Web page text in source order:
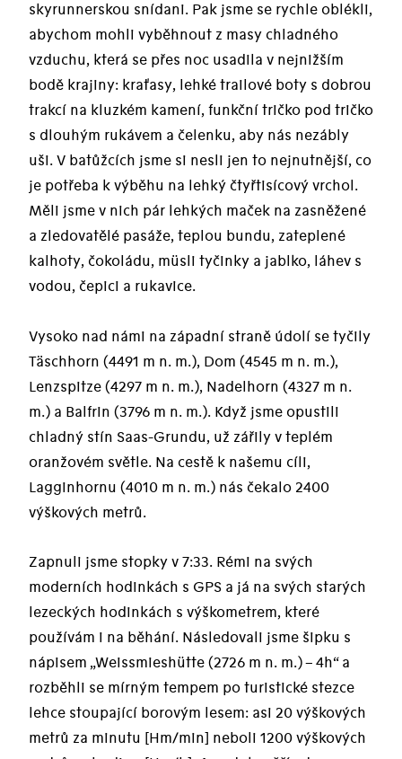
skyrunnerskou snídani. Pak jsme se rychle oblékli,
abychom mohli vyběhnout z masy chladného
vzduchu, která se přes noc usadila v nejnižším
bodě krajiny: kraťasy, lehké trailové boty s dobrou
trakcí na kluzkém kamení, funkční tričko pod tričko
s dlouhým rukávem a čelenku, aby nás nezábly
uši. V batůžcích jsme si nesli jen to nejnutnější, co
je potřeba k výběhu na lehký čtyřtisícový vrchol.
Měli jsme v nich pár lehkých maček na zasněžené
a zledovatělé pasáže, teplou bundu, zateplené
kalhoty, čokoládu, müsli tyčinky a jablko, láhev s
vodou, čepici a rukavice.
Vysoko nad námi na západní straně údolí se tyčily
Täschhorn (4491 m n. m.), Dom (4545 m n. m.),
Lenzspitze (4297 m n. m.), Nadelhorn (4327 m n.
m.) a Balfrin (3796 m n. m.). Když jsme opustili
chladný stín Saas-Grundu, už zářily v teplém
oranžovém světle. Na cestě k našemu cíli,
Lagginhornu (4010 m n. m.) nás čekalo 2400
výškových metrů.
Zapnuli jsme stopky v 7:33. Rémi na svých
moderních hodinkách s GPS a já na svých starých
lezeckých hodinkách s výškometrem, které
používám i na běhání. Následovali jsme šipku s
nápisem „Weissmieshütte (2726 m n. m.) – 4h“ a
rozběhli se mírným tempem po turistické stezce
lehce stoupající borovým lesem: asi 20 výškových
metrů za minutu [Hm/min] neboli 1200 výškových